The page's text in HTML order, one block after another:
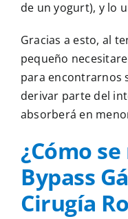
de un yogurt), y lo
Gracias a esto, al
pequeño
para encontrarnos
derivar parte del
absorberá en
¿Cómo
Bypass
Cirugía